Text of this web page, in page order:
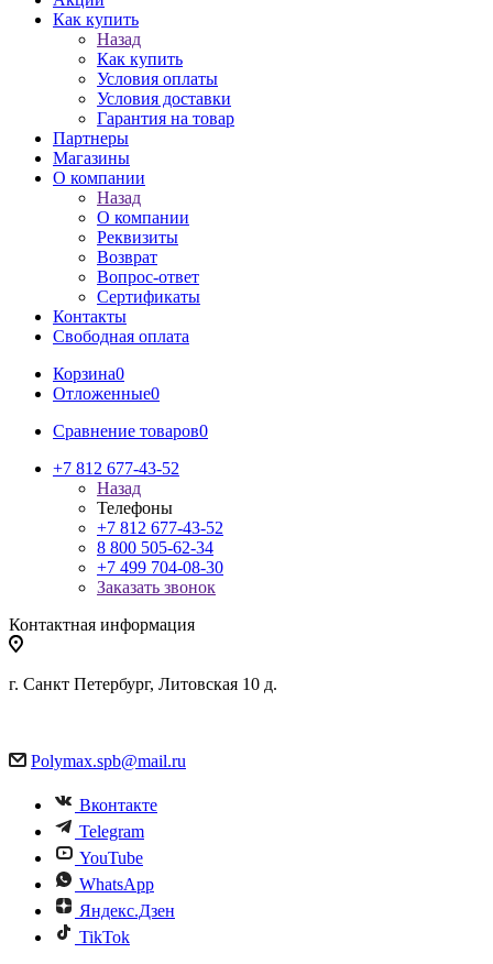
Как купить
Назад
Как купить
Условия оплаты
Условия доставки
Гарантия на товар
Партнеры
Магазины
О компании
Назад
О компании
Реквизиты
Возврат
Вопрос-ответ
Сертификаты
Контакты
Свободная оплата
Корзина0
Отложенные0
Сравнение товаров0
+7 812 677-43-52
Назад
Телефоны
+7 812 677-43-52
8 800 505-62-34
+7 499 704-08-30
Заказать звонок
Контактная информация
г. Санкт Петербург, Литовская 10 д.
Polymax.spb@mail.ru
Вконтакте
Telegram
YouTube
WhatsApp
Яндекс.Дзен
TikTok